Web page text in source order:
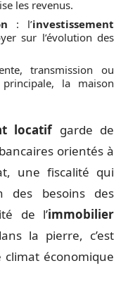
les revenus.
: l’investissement
sur l’évolution des
transmission ou
la maison
locatifgarde de
orientés à
une fiscalité qui
des besoins des
de l’immobilier
la pierre, c’est
économique